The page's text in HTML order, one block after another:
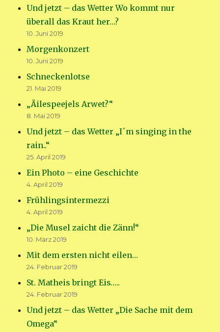
Und jetzt – das Wetter Wo kommt nur
überall das Kraut her…?
10. Juni 2019
Morgenkonzert
10. Juni 2019
Schneckenlotse
21. Mai 2019
„Äilespeejels Arwet?“
8. Mai 2019
Und jetzt – das Wetter „I´m singing in the
rain..“
25. April 2019
Ein Photo – eine Geschichte
4. April 2019
Frühlingsintermezzi
4. April 2019
„Die Musel zaicht die Zänn!“
10. März 2019
Mit dem ersten nicht eilen…
24. Februar 2019
St. Matheis bringt Eis…..
24. Februar 2019
Und jetzt – das Wetter „Die Sache mit dem
Omega“